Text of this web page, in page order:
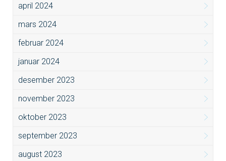
april 2024
mars 2024
februar 2024
januar 2024
desember 2023
november 2023
oktober 2023
september 2023
august 2023